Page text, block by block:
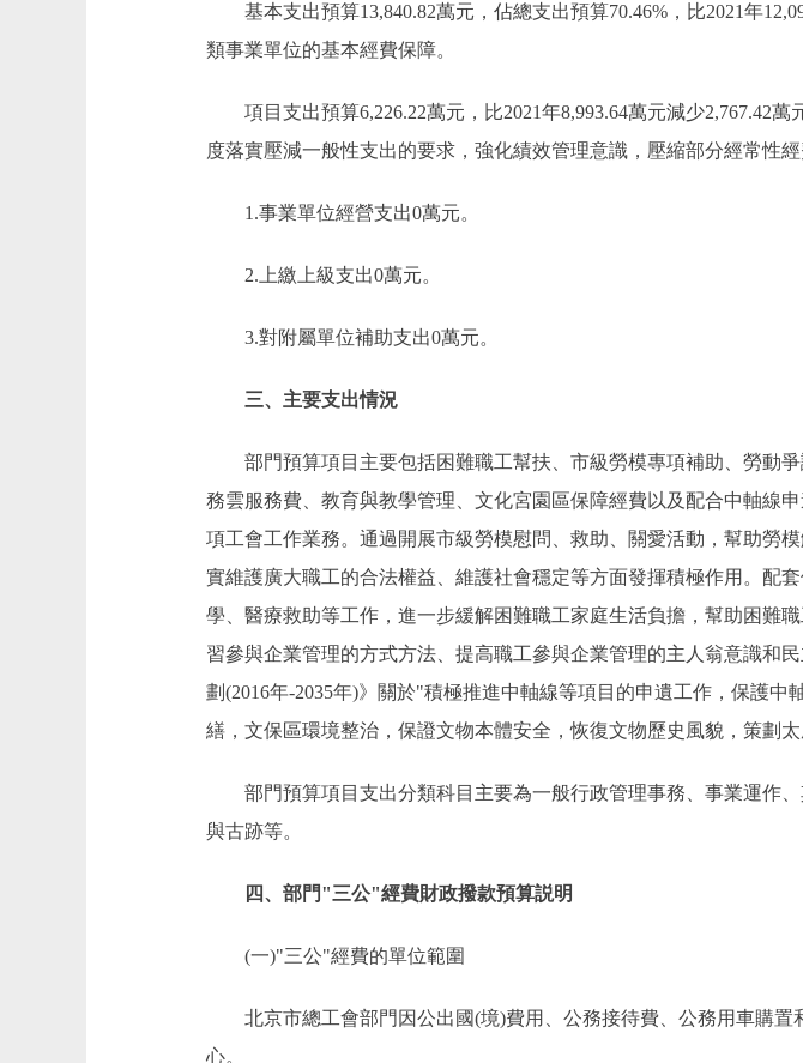
基本支出預算13,840.82萬元，佔總支出預算70.46%，比2021年
類事業單位的基本經費保障。
項目支出預算6,226.22萬元，比2021年8,993.64萬元減少2,767.42
度落實壓減一般性支出的要求，強化績效管理意識，壓縮部分經常性
1.事業單位經營支出0萬元。
2.上繳上級支出0萬元。
3.對附屬單位補助支出0萬元。
三、主要支出情況
部門預算項目主要包括困難職工幫扶、市級勞模專項補助、勞動爭
務雲服務費、教育與教學管理、文化宮園區保障經費以及配合中軸線
項工會工作業務。通過開展市級勞模慰問、救助、關愛活動，幫助勞
實維護廣大職工的合法權益、維護社會穩定等方面發揮積極作用。配
學、醫療救助等工作，進一步緩解困難職工家庭生活負擔，幫助困難
習參與企業管理的方式方法、提高職工參與企業管理的主人翁意識和
劃(2016年-2035年)》關於"積極推進中軸線等項目的申遺工作，保護
繕，文保區環境整治，保證文物本體安全，恢復文物歷史風貌，策劃太
部門預算項目支出分類科目主要為一般行政管理事務、事業運作
與古跡等。
四、部門"三公"經費財政撥款預算説明
(一)"三公"經費的單位範圍
北京市總工會部門因公出國(境)費用、公務接待費、公務用車購置
心。